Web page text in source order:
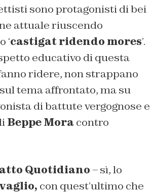
sono protagonisti di bei
attuale riuscendo
‘castigat ridendo mores’.
educativo di questa
ridere, non strappano
tema affrontato, ma su
di battute vergognose e
Beppe Mora contro
Quotidiano– sì, lo
con quest’ultimo che